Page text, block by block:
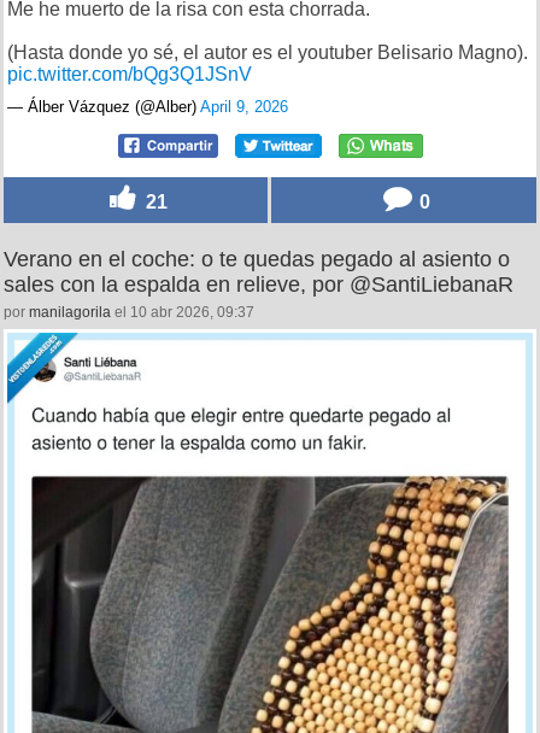
Me he muerto de la risa con esta chorrada.
(Hasta donde yo sé, el autor es el youtuber Belisario Magno).
pic.twitter.com/bQg3Q1JSnV
— Álber Vázquez (@Alber) April 9, 2026
21 0
Verano en el coche: o te quedas pegado al asiento o
sales con la espalda en relieve, por @SantiLiebanaR
por manilagorila el 10 abr 2026, 09:37